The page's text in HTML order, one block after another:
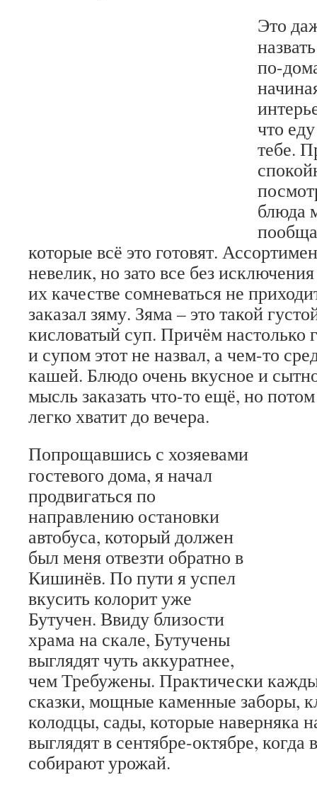
Это
по-
что
тебе.
блюда
которые всё это готовят.
невелик, но зато все без
их качестве сомневаться не
заказал зяму. Зяма – это такой
кисловатый суп. Причём настолько
и супом этот не назвал, а чем-то
кашей. Блюдо очень вкусное и
мысль заказать что-то ещё, но
легко хватит до вечера.
Попрощавшись с хозяевами
гостевого дома, я начал
продвигаться по
направлению остановки
автобуса, который должен
был меня отвезти обратно в
Кишинёв. По пути я успел
вкусить колорит уже
Бутучен. Ввиду близости
храма на скале, Бутучены
выглядят чуть аккуратнее,
чем Требужены. Практически
сказки, мощные каменные заборы,
колодцы, сады, которые наверняка
выглядят в сентябре-октябре,
собирают урожай.